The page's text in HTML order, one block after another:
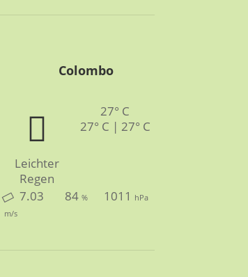
Colombo
Leichter
Regen
27° C
27° C | 27° C
7.03
m/s
84 % 1011 hPa